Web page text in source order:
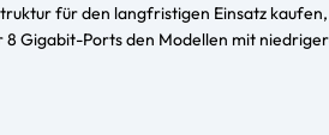
für den langfristigen Einsatz
8 Gigabit-Ports den Modellen mit